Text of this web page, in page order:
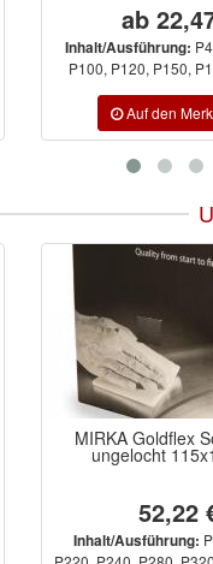
ab
Inhalt/Ausführung:
P100, P120, P150,
Troton Spray Acryl
1K Grau
6,49 €
5,19 €
-20%